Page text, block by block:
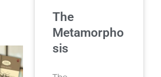
The
Metamorpho
sis